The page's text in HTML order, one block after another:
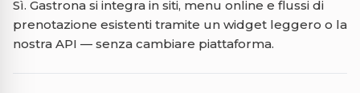
Sì. Gastrona si integra in siti, menu online e flussi di
prenotazione esistenti tramite un widget leggero o la
nostra API — senza cambiare piattaforma.